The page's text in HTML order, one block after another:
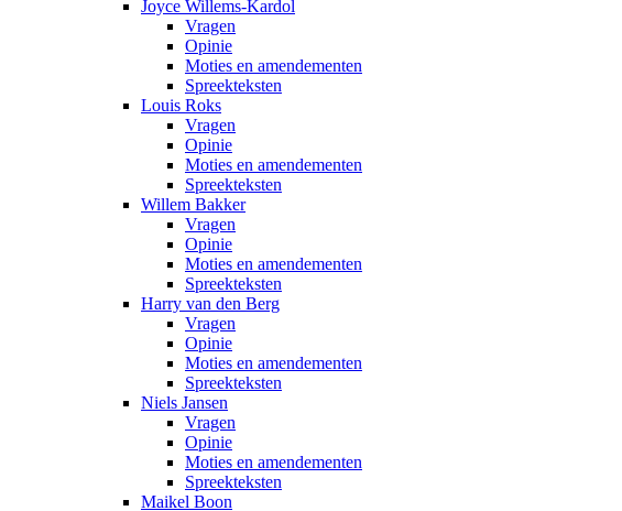
Joyce Willems-Kardol
Vragen
Opinie
Moties en amendementen
Spreekteksten
Louis Roks
Vragen
Opinie
Moties en amendementen
Spreekteksten
Willem Bakker
Vragen
Opinie
Moties en amendementen
Spreekteksten
Harry van den Berg
Vragen
Opinie
Moties en amendementen
Spreekteksten
Niels Jansen
Vragen
Opinie
Moties en amendementen
Spreekteksten
Maikel Boon